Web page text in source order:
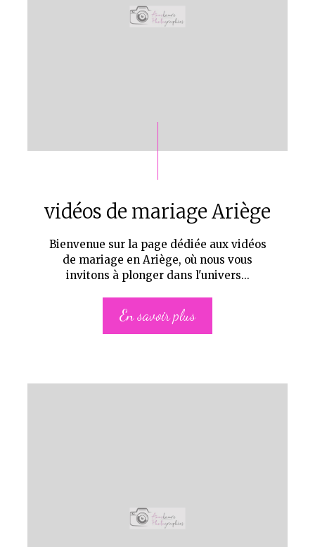
vidéos de mariage Ariège
Bienvenue sur la page dédiée aux vidéos
de mariage en Ariège, où nous vous
invitons à plonger dans l'univers...
En savoir plus